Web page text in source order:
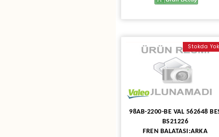
Stokda Yok
98AB-2200-BE VAL 562648
BS21226
FREN BALATASI:ARKA